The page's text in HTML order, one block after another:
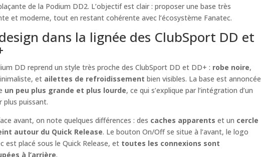
de la Podium DD2. L’objectif est clair : proposer une base très
et moderne, tout en restant cohérente avec l’écosystème Fanatec.
dans la lignée des ClubSport DD et
DD reprend un style très proche des ClubSport DD et DD+ : robe noire,
et ailettes de refroidissement bien visibles. La base est annoncée
un peu plus grande et plus lourde, ce qui s’explique par l’intégration d’un
plus puissant.
avant, on note quelques différences : des caches apparents et un cercle
autour du Quick Release. Le bouton On/Off se situe à l’avant, le logo
est placé sous le Quick Release, et toutes les connexions sont
à l’arrière.